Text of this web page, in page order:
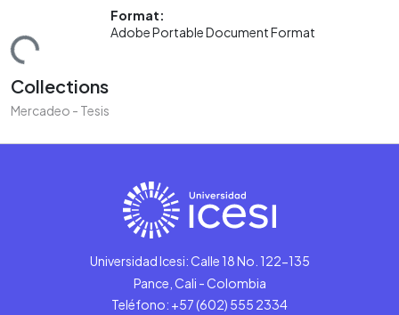
Format:
Adobe Portable Document Format
Collections
Mercadeo - Tesis
Universidad Icesi: Calle 18 No. 122-135
Pance, Cali - Colombia
Teléfono: +57 (602) 555 2334